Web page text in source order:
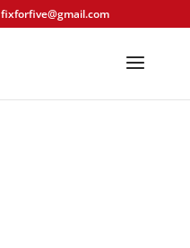
fixforfive@gmail.com